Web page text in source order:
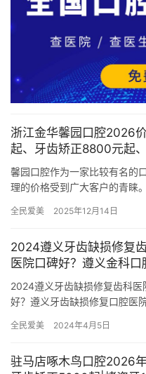
浙江金华馨园口腔2026
起、牙齿矫正8800元起
馨园口腔作为一家比较有名的
理的价格受到广大客户的青睐
全民爱美 2025年12月14日
2024遵义牙齿缺损修复
医院口碑好？遵义金科
2024遵义牙齿缺损修复齿科
好？遵义牙齿缺损修复口腔医
全民爱美 2024年4月5日
驻马店啄木鸟口腔2026